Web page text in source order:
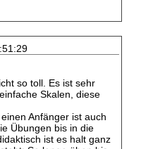
so toll. Es ist sehr
Skalen, diese
Anfänger ist auch
Übungen bis in die
ist es halt ganz